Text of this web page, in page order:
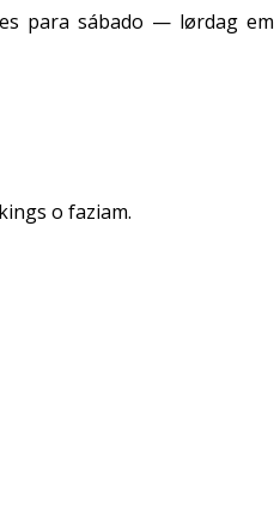
para sábado — lørdag em
o faziam.